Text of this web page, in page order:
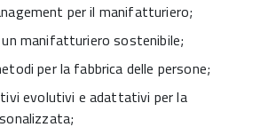
per il manifatturiero;
un manifatturiero sostenibile;
per la fabbrica delle persone;
evolutivi e adattativi per la